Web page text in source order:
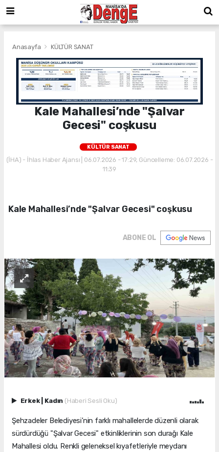
Anasayfa KÜLTÜR SANAT
Kale Mahallesi’nde "Şalvar
Gecesi" coşkusu
KÜLTÜR SANAT
(İHA) - İhlas Haber Ajansı | 06.07.2026 - 17:29, Güncelleme: 06.07.2026 -
11:39
Kale Mahallesi’nde "Şalvar Gecesi" coşkusu
ABONE OL
Erkek Kadın (Haberi Sesli Oku)
Şehzadeler Belediyesi’nin farklı mahallelerde düzenli olarak
sürdürdüğü "Şalvar Gecesi" etkinliklerinin son durağı Kale
Mahallesi oldu. Renkli geleneksel kıyafetleriyle meydanı